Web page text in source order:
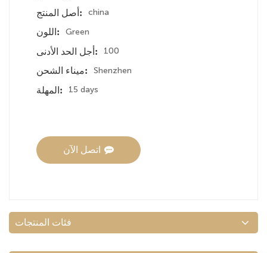
أصل المنتج:
china
اللون:
Green
أجل الحد الأدنى:
100
ميناء الشحن:
Shenzhen
المهلة:
15 days
اتصل الآن
فئات المنتجات